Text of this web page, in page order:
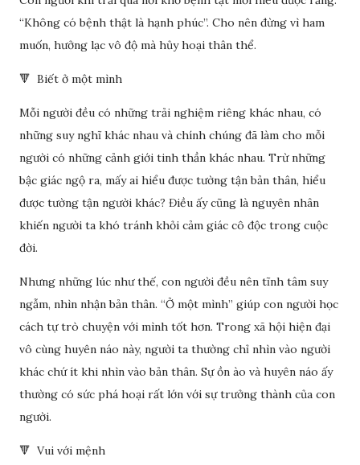
“Không có bệnh thật là hạnh phúc”. Cho nên đừng vì ham
muốn, hưởng lạc vô độ mà hủy hoại thân thể.
🔻 Biết ở một mình
Mỗi người đều có những trải nghiệm riêng khác nhau, có
những suy nghĩ khác nhau và chính chúng đã làm cho mỗi
người có những cảnh giới tinh thần khác nhau. Trừ những
bậc giác ngộ ra, mấy ai hiểu được tường tận bản thân, hiểu
được tường tận người khác? Điều ấy cũng là nguyên nhân
khiến người ta khó tránh khỏi cảm giác cô độc trong cuộc
đời.
Nhưng những lúc như thế, con người đều nên tĩnh tâm suy
ngẫm, nhìn nhận bản thân. “Ở một mình” giúp con người học
cách tự trò chuyện với mình tốt hơn. Trong xã hội hiện đại
vô cùng huyên náo này, người ta thường chỉ nhìn vào người
khác chứ ít khi nhìn vào bản thân. Sự ồn ào và huyên náo ấy
thường có sức phá hoại rất lớn với sự trưởng thành của con
người.
🔻 Vui với mệnh